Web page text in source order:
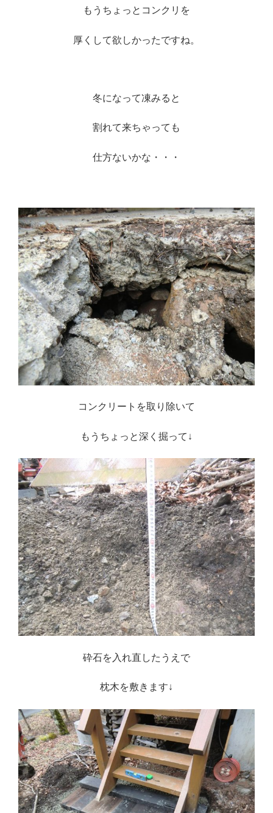
もうちょっとコンクリを
厚くして欲しかったですね。
冬になって凍みると
割れて来ちゃっても
仕方ないかな・・・
コンクリートを取り除いて
もうちょっと深く掘って↓
砕石を入れ直したうえで
枕木を敷きます↓